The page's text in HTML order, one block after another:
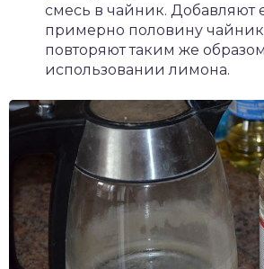
смесь в чайник. Добавляют
примерно половину
повторяют таким же
использовании лимона.